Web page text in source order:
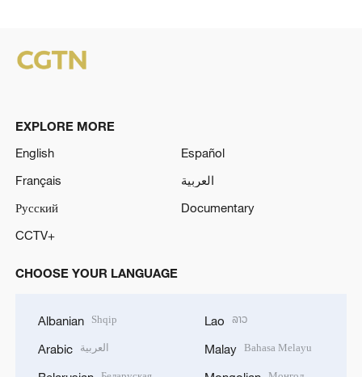
EXPLORE MORE
English
Español
Français
العربية
Русский
Documentary
CCTV+
CHOOSE YOUR LANGUAGE
Albanian Shqip
Arabic العربية
Lao ລາວ
Malay Bahasa Melayu